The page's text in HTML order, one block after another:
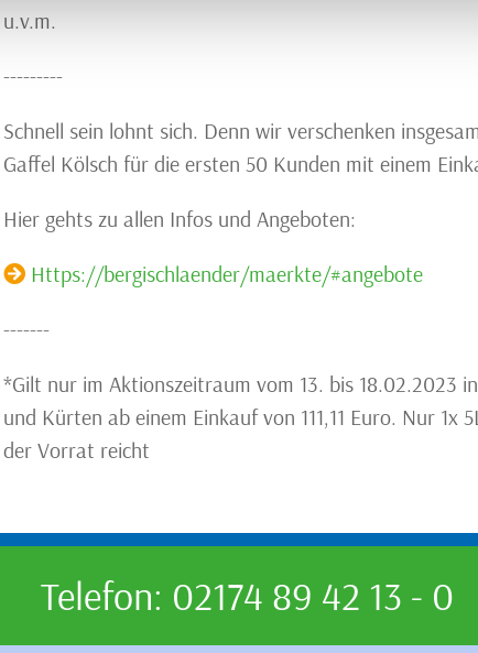
u.v.m.
---------
Schnell sein lohnt sich. Denn wir verschenken
Gaffel Kölsch für die ersten 50 Kunden mit einem
Hier gehts zu allen Infos und Angeboten:
Https://bergischlaender/maerkte/#angebote
-------
*Gilt nur im Aktionszeitraum vom 13. bis 18.02.2023
und Kürten ab einem Einkauf von 111,11 Euro. Nur 1x
der Vorrat reicht
Telefon: 02174 89 42 13 - 0